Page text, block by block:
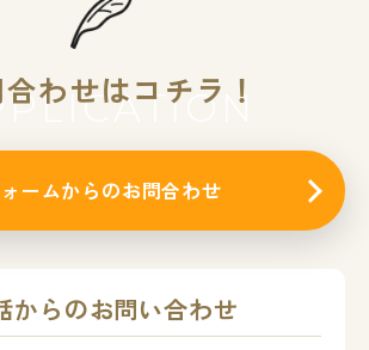
わせはコチラ！
ームからのお問合わせ
からのお問い合わせ